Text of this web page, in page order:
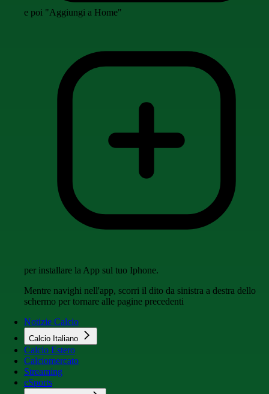
e poi "Aggiungi a Home"
per installare la App sul tuo Iphone.
Mentre navighi nell'app, scorri il dito da sinistra a destra dello
schermo per tornare alle pagine precedenti
Notizie Calcio
Calcio Italiano
Calcio Estero
Calciomercato
Streaming
eSports